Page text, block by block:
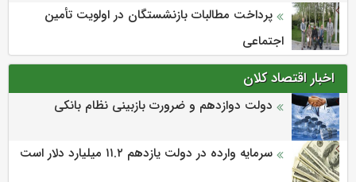
پرداخت مطالبات بازنشستگان در اولویت تأمین
اجتماعی
اخبار اقتصاد کلان
دولت دوازدهم و ضرورت بازبینی نظام بانکی
سرمایه وارده در دولت یازدهم ۱۱.۲ میلیارد دلار است